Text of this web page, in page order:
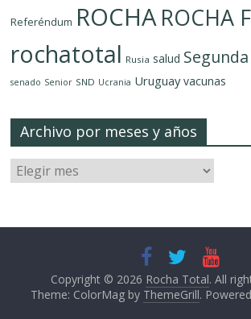
Referéndum ROCHAROCHA
rochatotal Rusia salud
senado Senior SND Ucrania Uruguay vacunas
Archivo por meses y años
Copyright © 2026 Rocha Total. All
Theme: ColorMag by ThemeGrill.